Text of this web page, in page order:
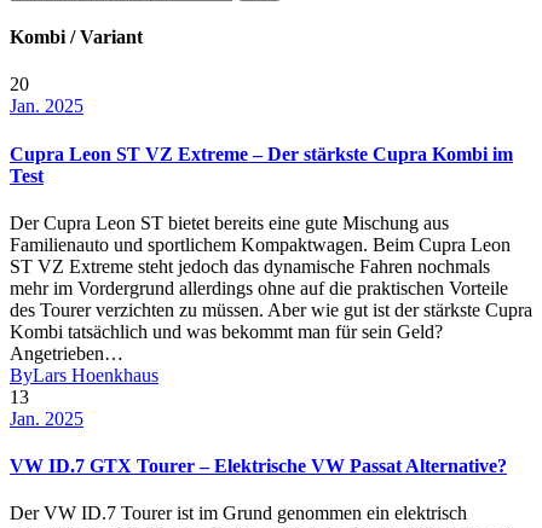
Kombi / Variant
20
Jan. 2025
Cupra Leon ST VZ Extreme – Der stärkste Cupra Kombi im
Test
Der Cupra Leon ST bietet bereits eine gute Mischung aus
Familienauto und sportlichem Kompaktwagen. Beim Cupra Leon
ST VZ Extreme steht jedoch das dynamische Fahren nochmals
mehr im Vordergrund allerdings ohne auf die praktischen Vorteile
des Tourer verzichten zu müssen. Aber wie gut ist der stärkste Cupra
Kombi tatsächlich und was bekommt man für sein Geld?
Angetrieben…
ByLars Hoenkhaus
13
Jan. 2025
VW ID.7 GTX Tourer – Elektrische VW Passat Alternative?
Der VW ID.7 Tourer ist im Grund genommen ein elektrisch